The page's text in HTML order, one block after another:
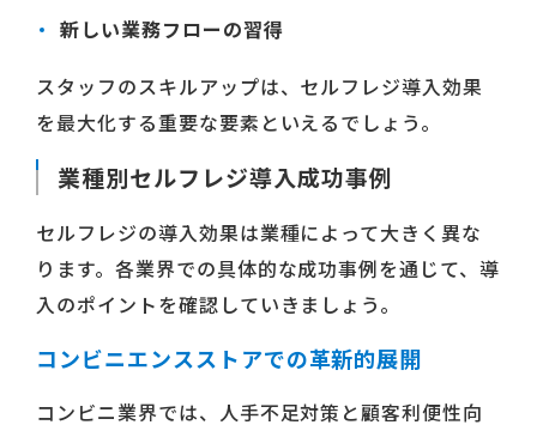
新しい業務フローの習得
スタッフのスキルアップは、セルフレジ導入効果
を最大化する重要な要素といえるでしょう。
業種別セルフレジ導入成功事例
セルフレジの導入効果は業種によって大きく異な
ります。各業界での具体的な成功事例を通じて、導
入のポイントを確認していきましょう。
コンビニエンスストアでの革新的展開
コンビニ業界では、人手不足対策と顧客利便性向